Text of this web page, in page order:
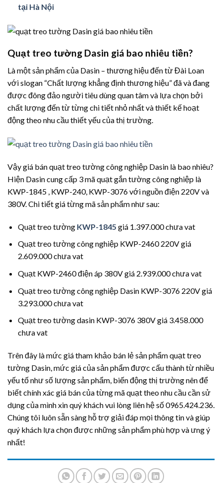
tại Hà Nội
Quạt treo tường Dasin giá bao nhiêu tiền?
Là một sản phẩm của Dasin – thương hiệu đến từ Đài Loan
với slogan “Chất lượng khẳng định thương hiệu” đã và đang
được đông đảo người tiêu dùng quan tâm và lựa chọn bởi
chất lượng đến từ từng chi tiết nhỏ nhất và thiết kế hoạt
động theo nhu cầu thiết yếu của thị trường.
Vậy giá bán quạt treo tường công nghiệp Dasin là bao nhiêu?
Hiện Dasin cung cấp 3 mã quạt gắn tường công nghiệp là
KWP-1845 , KWP-240, KWP-3076 với nguồn điện 220V và
380V. Chi tiết giá từng mã sản phẩm như sau:
Quạt treo tường KWP-1845 giá 1.397.000 chưa vat
Quạt treo tường công nghiệp KWP-2460 220V giá
2.609.000 chưa vat
Quạt KWP-2460 điện áp 380V giá 2.939.000 chưa vat
Quạt treo tường công nghiệp Dasin KWP-3076 220V giá
3.293.000 chưa vat
Quạt treo tường dasin KWP-3076 380V giá 3.458.000
chưa vat
Trên đây là mức giá tham khảo bán lẻ sản phẩm quạt treo
tường Dasin, mức giá của sản phẩm được cấu thành từ nhiều
yếu tố như số lượng sản phẩm, biến động thị trường nên để
biết chính xác giá bán của từng mã quạt theo nhu cầu cần sử
dụng của mình xin quý khách vui lòng liên hệ số 0965.424.236.
Chúng tôi luôn sẵn sàng hỗ trợ giải đáp mọi thông tin và giúp
quý khách lựa chọn được những sản phẩm phù hợp và ưng ý
nhất!